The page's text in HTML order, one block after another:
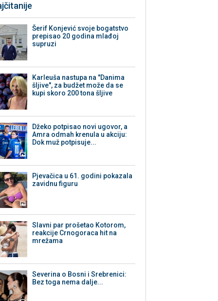
Šerif Konjević svoje bogatstvo
prepisao 20 godina mlađoj
supruzi
Karleuša nastupa na "Danima
šljive", za budžet može da se
kupi skoro 200 tona šljive
Džeko potpisao novi ugovor, a
Amra odmah krenula u akciju:
Dok muž potpisuje...
Pjevačica u 61. godini pokazala
zavidnu figuru
Slavni par prošetao Kotorom,
reakcije Crnogoraca hit na
mrežama
Severina o Bosni i Srebrenici:
Bez toga nema dalje...